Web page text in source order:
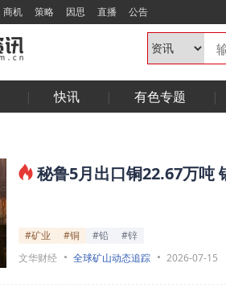
商机 策略 因思 直播 公告
快讯 有色专题
秘鲁5月出口铜22.67万吨
#矿业 #铜 #铅
#锌
文华财经
全球矿山动态追踪 2026-07-15